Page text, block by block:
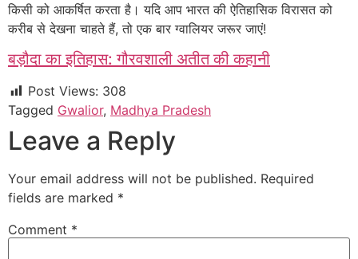
किसी को आकर्षित करता है। यदि आप भारत की ऐतिहासिक विरासत को
करीब से देखना चाहते हैं, तो एक बार ग्वालियर जरूर जाएं!
बड़ौदा का इतिहास: गौरवशाली अतीत की कहानी
Post Views: 308
Tagged Gwalior, Madhya Pradesh
Leave a Reply
Your email address will not be published. Required
fields are marked *
Comment *